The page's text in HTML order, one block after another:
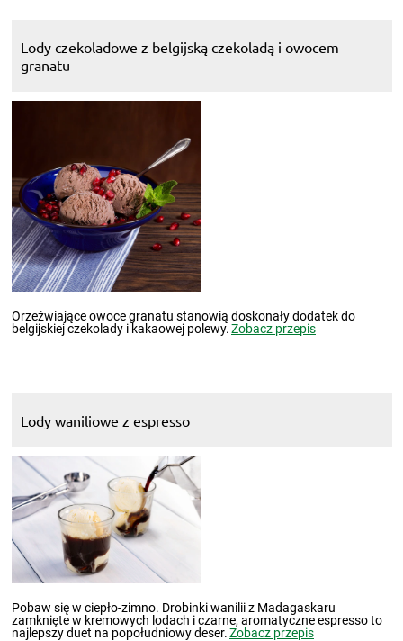
Lody czekoladowe z belgijską czekoladą i owocem
granatu
Orzeźwiające owoce granatu stanowią doskonały dodatek do
belgijskiej czekolady i kakaowej polewy.Zobacz przepis
Lody waniliowe z espresso
Pobaw się w ciepło-zimno. Drobinki wanilii z Madagaskaru
zamknięte w kremowych lodach i czarne, aromatyczne espresso to
najlepszy duet na popołudniowy deser.Zobacz przepis